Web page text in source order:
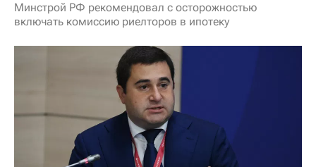
Минстрой РФ рекомендовал с осторожностью
включать комиссию риелторов в ипотеку